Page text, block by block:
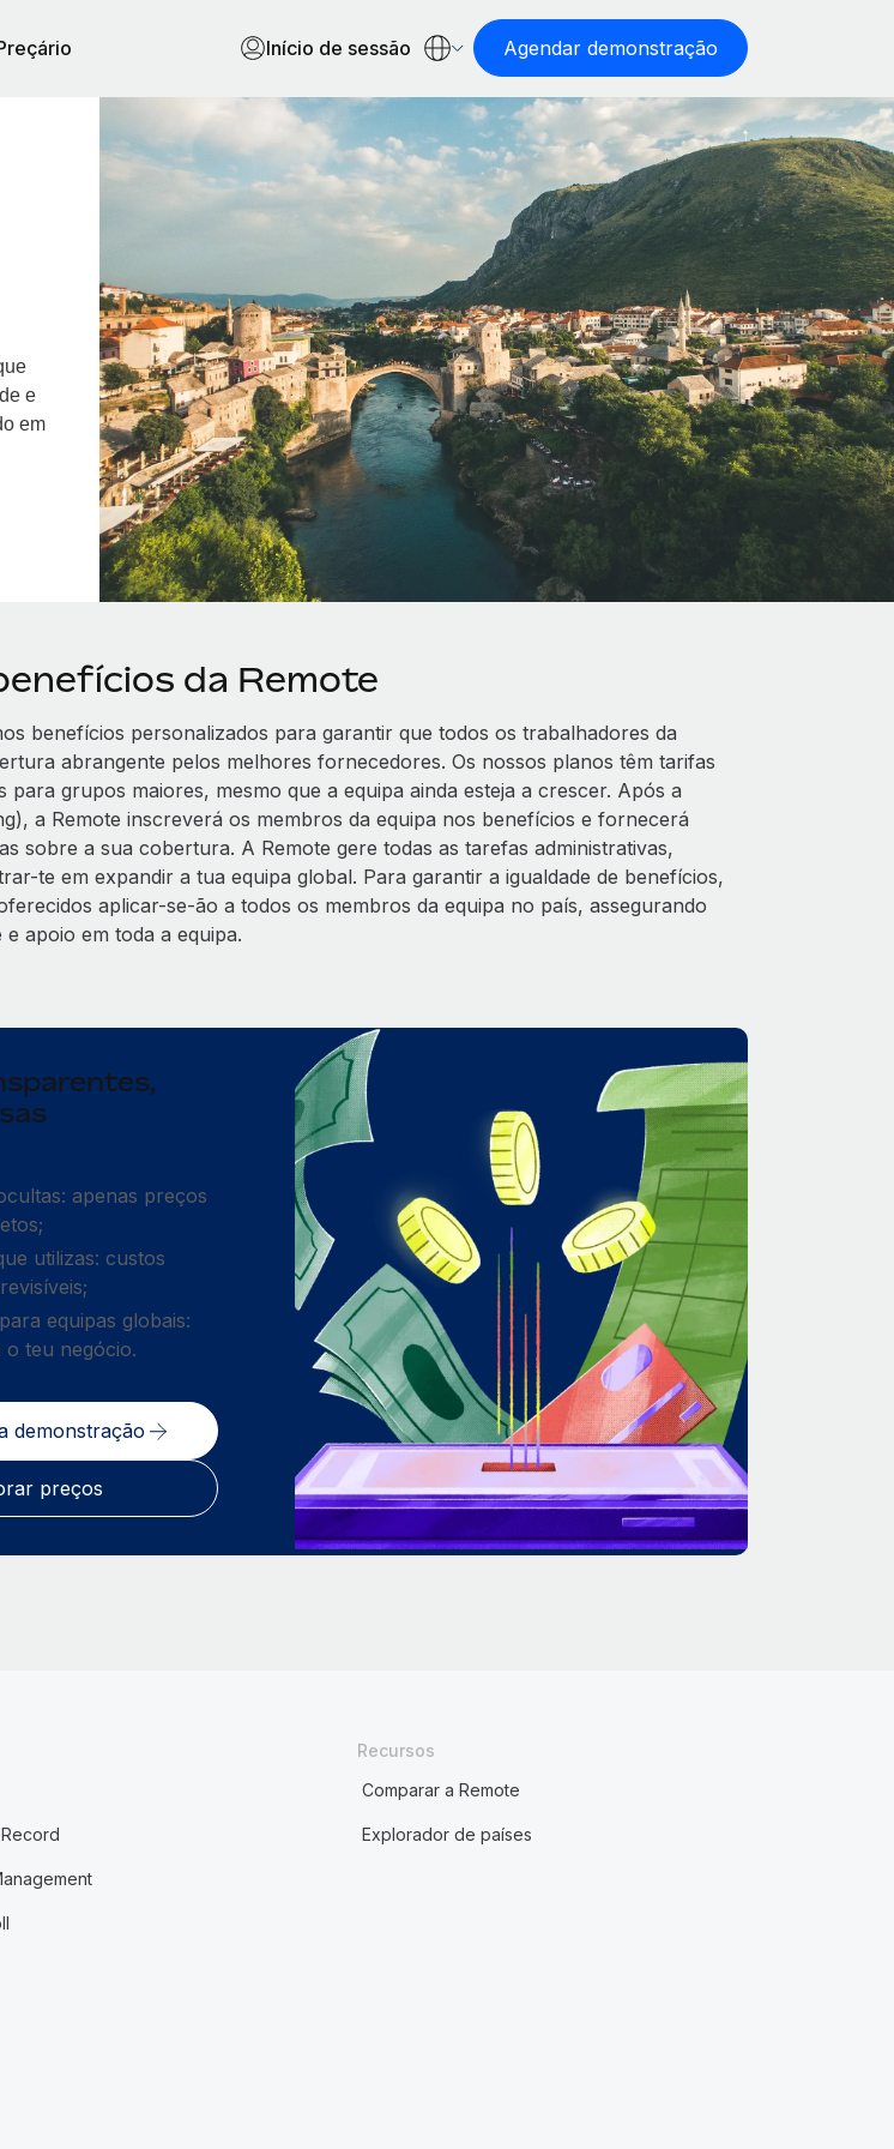
Início de sessão Agendar demonstração
e
em
da Remote
benefícios personalizados para garantir que todos os trabalhadores da
abrangente pelos melhores fornecedores. Os nossos planos têm tarifas
para grupos maiores, mesmo que a equipa ainda esteja a crescer. Após a
a Remote inscreverá os membros da equipa nos benefícios e fornecerá
sobre a sua cobertura. A Remote gere todas as tarefas administrativas,
te em expandir a tua equipa global. Para garantir a igualdade de benefícios,
aplicar-se-ão a todos os membros da equipa no país, assegurando
apoio em toda a equipa.
apenas preços
utilizas: custos
equipas globais:
o teu negócio.
demonstração
preços
Recursos
Comparar a Remote
Explorador de países